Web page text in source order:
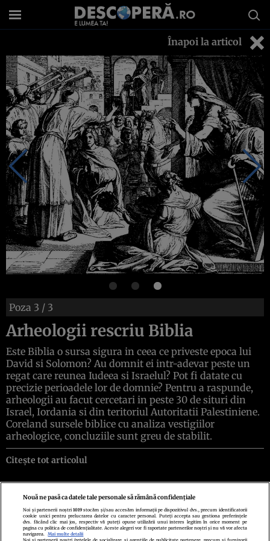
Înapoi la articol
Poza 3 / 3
Arheologii rescriu Biblia
Este Biblia o sursa sigura in ceea ce priveste epoca lui
David si Solomon? Au domnit ei intr-adevar peste un
regat care reunea Iudeea si Israelul? Pot fi datate cu
precizie perioadele lor de domnie? Pentru a raspunde,
arheologii au facut cercetari in peste 30 de situri din
Israel, Iordania si din teritoriul Autoritatii Palestiniene.
Coreland sursele biblice cu analiza vestigiilor
arheologice, concluziile sunt greu de stabilit.
Citește tot articolul
Politica de confidenţialitate Politica de cookiesTermeni şi condiţii
Echipa redacționalăContactSetări Cookies
Nouă ne pasă ca datele tale personale să rămână confidențiale
Noi și partenerii noștri1019 stocăm și/sau accesăm informații pe dispozitivul dvs., precum identificatorii
cookie unici pentru prelucrarea datelor cu caracter personal. Puteți accepta sau gestiona preferințele
dvs. făcând clic mai jos, respectiv vă puteți opune utilizării unui interes legitim în orice moment pe
pagina cu politica de confidențialitate. Aceste alegeri vor fi raportate partenerilor noștri și nu vă vor afecta
navigarea.
Mai multe detalii
Noi si partenerii nostri (retelele de socializare si agentiile de publicitate partenere, precum si furnizorii